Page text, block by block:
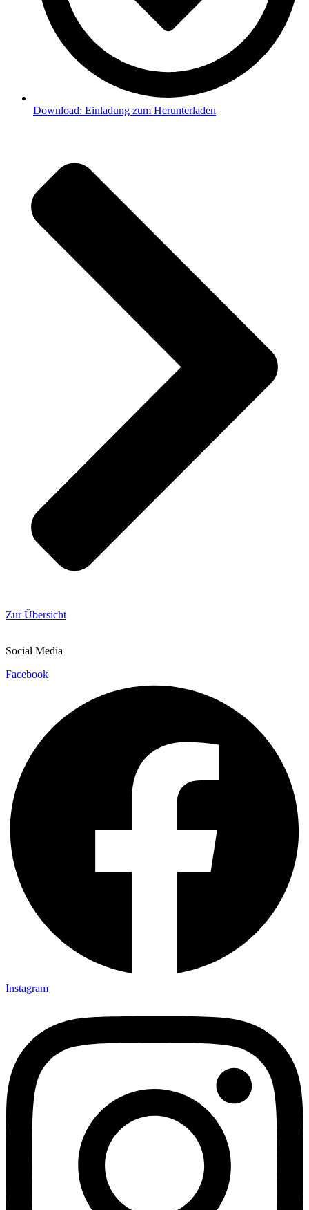
Download: Einladung zum Herunterladen
Zur Übersicht
Social Media
Facebook
Instagram